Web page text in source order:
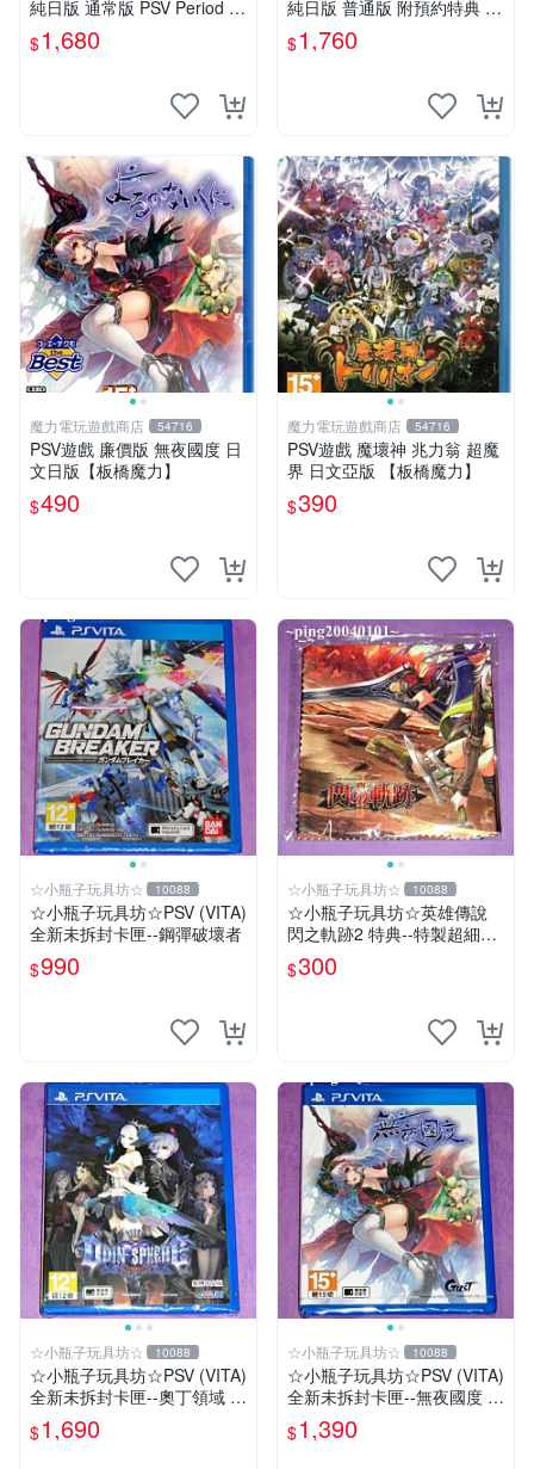
純日版 通常版 PSV Period ～
鳥籠之阿瑪迪斯～ 普通版 純
日版
$1,680
純日版 普通版 附預約特典 P
SV 東京山手 BOYS for V MAI
N DISC
$1,760
魔力電玩遊戲商店 54716
PSV遊戲 廉價版 無夜國度 日
文日版【板橋魔力】
$490
魔力電玩遊戲商店 54716
PSV遊戲 魔壞神 兆力翁 超魔
界 日文亞版 【板橋魔力】
$390
☆小瓶子玩具坊☆ 10088
☆小瓶子玩具坊☆PSV (VITA)
全新未拆封卡匣--鋼彈破壞者
$990
☆小瓶子玩具坊☆ 10088
☆小瓶子玩具坊☆英雄傳說
閃之軌跡2 特典--特製超細纖
維掛布 (無遊戲卡匣唷)
$300
☆小瓶子玩具坊☆ 10088
☆小瓶子玩具坊☆PSV (VITA)
全新未拆封卡匣--奧丁領域 里
普特拉西爾 中文版
$1,690
☆小瓶子玩具坊☆ 10088
☆小瓶子玩具坊☆PSV (VITA)
全新未拆封卡匣--無夜國度 中
文版
$1,390